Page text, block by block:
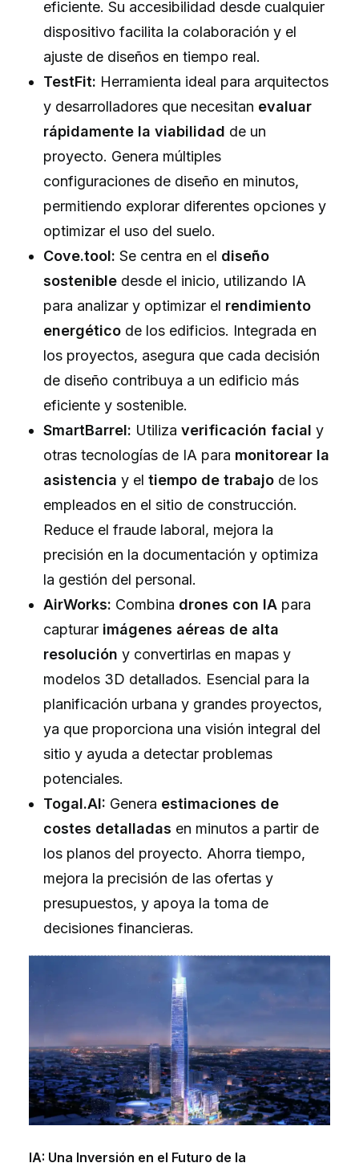
eficiente. Su accesibilidad desde cualquier
dispositivo facilita la colaboración y el
ajuste de diseños en tiempo real.
TestFit: Herramienta ideal para arquitectos
y desarrolladores que necesitan evaluar
rápidamente la viabilidad de un
proyecto. Genera múltiples
configuraciones de diseño en minutos,
permitiendo explorar diferentes opciones y
optimizar el uso del suelo.
Cove.tool: Se centra en el diseño
sostenible desde el inicio, utilizando IA
para analizar y optimizar el rendimiento
energético de los edificios. Integrada en
los proyectos, asegura que cada decisión
de diseño contribuya a un edificio más
eficiente y sostenible.
SmartBarrel: Utiliza verificación facial y
otras tecnologías de IA para monitorear la
asistencia y el tiempo de trabajo de los
empleados en el sitio de construcción.
Reduce el fraude laboral, mejora la
precisión en la documentación y optimiza
la gestión del personal.
AirWorks: Combina drones con IA para
capturar imágenes aéreas de alta
resolución y convertirlas en mapas y
modelos 3D detallados. Esencial para la
planificación urbana y grandes proyectos,
ya que proporciona una visión integral del
sitio y ayuda a detectar problemas
potenciales.
Togal.AI: Genera estimaciones de
costes detalladas en minutos a partir de
los planos del proyecto. Ahorra tiempo,
mejora la precisión de las ofertas y
presupuestos, y apoya la toma de
decisiones financieras.
IA: Una Inversión en el Futuro de la